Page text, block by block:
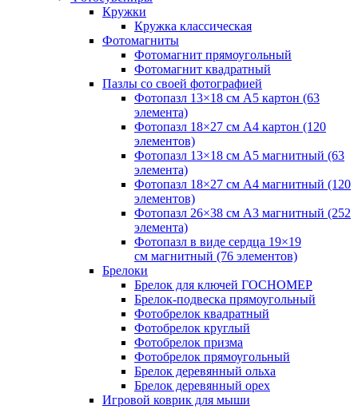
Кружки
Кружка классическая
Фотомагниты
Фотомагнит прямоугольный
Фотомагнит квадратный
Пазлы со своей фотографией
Фотопазл 13×18 см А5 картон (63
элемента)
Фотопазл 18×27 см А4 картон (120
элементов)
Фотопазл 13×18 см А5 магнитный (63
элемента)
Фотопазл 18×27 см А4 магнитный (120
элементов)
Фотопазл 26×38 см А3 магнитный (252
элемента)
Фотопазл в виде сердца 19×19
см магнитный (76 элементов)
Брелоки
Брелок для ключей ГОСНОМЕР
Брелок-подвеска прямоугольный
Фотобрелок квадратный
Фотобрелок круглый
Фотобрелок призма
Фотобрелок прямоугольный
Брелок деревянный ольха
Брелок деревянный орех
Игровой коврик для мыши